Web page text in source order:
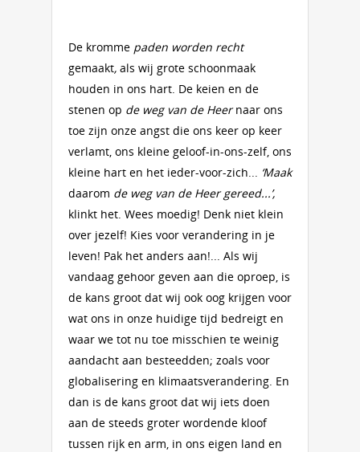
De kromme paden worden recht
gemaakt, als wij grote schoonmaak
houden in ons hart. De keien en de
stenen op de weg van de Heernaar ons
toe zijn onze angst die ons keer op keer
verlamt, ons kleine geloof-in-ons-zelf, ons
kleine hart en het ieder-voor-zich... ‘Maak
daarom de weg van de Heer gereed...’,
klinkt het. Wees moedig! Denk niet klein
over jezelf! Kies voor verandering in je
leven! Pak het anders aan!... Als wij
vandaag gehoor geven aan die oproep, is
de kans groot dat wij ook oog krijgen voor
wat ons in onze huidige tijd bedreigt en
waar we tot nu toe misschien te weinig
aandacht aan besteedden; zoals voor
globalisering en klimaatsverandering. En
dan is de kans groot dat wij iets doen
aan de steeds groter wordende kloof
tussen rijk en arm, in ons eigen land en